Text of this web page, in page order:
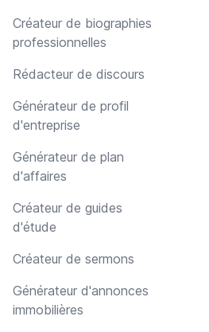
Créateur de biographies
professionnelles
Rédacteur de discours
Générateur de profil
d'entreprise
Générateur de plan
d'affaires
Créateur de guides
d'étude
Créateur de sermons
Générateur d'annonces
immobilières